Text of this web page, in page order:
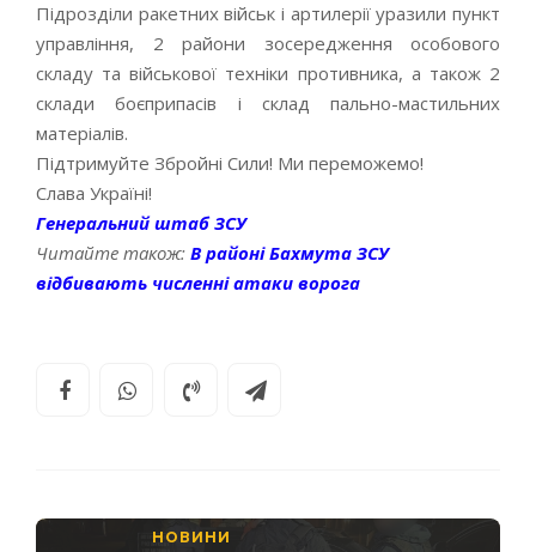
Підрозділи ракетних військ і артилерії уразили пункт
управління, 2 райони зосередження особового
складу та військової техніки противника, а також 2
склади боєприпасів і склад пально-мастильних
матеріалів.
Підтримуйте Збройні Сили! Ми переможемо!
Слава Україні!
Генеральний штаб ЗСУ
Читайте також: В районі Бахмута ЗСУ
відбивають численні атаки ворога
НОВИНИ